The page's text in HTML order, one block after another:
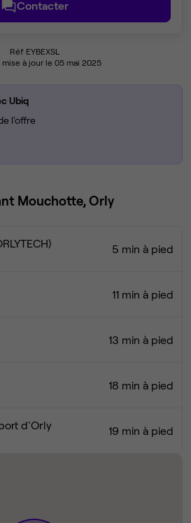
Contacter
Réf EYBEXSL
mise à jour le 05 mai 2025
Ubiq
l'offre
Mouchotte, Orly
5 min à pied
11 min à pied
13 min à pied
18 min à pied
d'Orly 19 min à pied